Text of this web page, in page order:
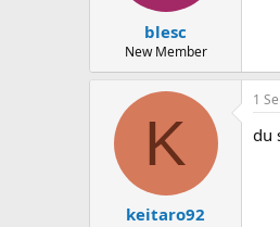
s
u
t
blesc
New Member
K
keitaro92
1
du